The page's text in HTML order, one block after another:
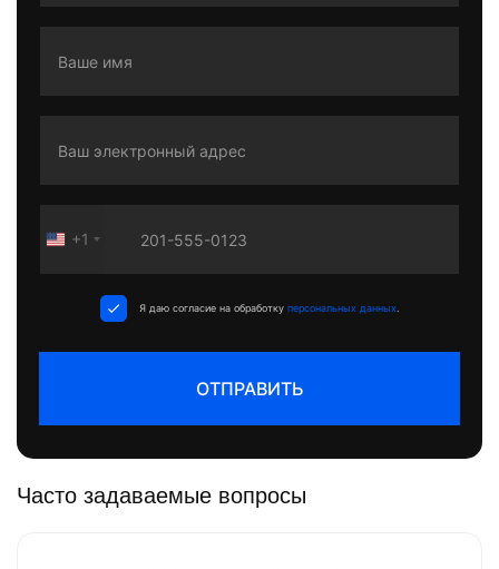
United
+1
Я даю согласие на обработку персональных данных
ОТПРАВИТЬ
Часто задаваемые вопросы